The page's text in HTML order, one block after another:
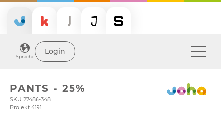
Sprache
Login
PANTS - 25%
SKU 27486-348
Projekt 4191